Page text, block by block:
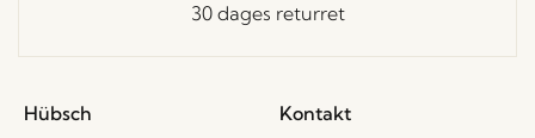
30 dages returret
Hübsch
Kontakt